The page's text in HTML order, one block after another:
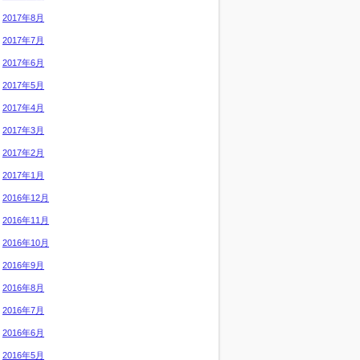
2017年8月
2017年7月
2017年6月
2017年5月
2017年4月
2017年3月
2017年2月
2017年1月
2016年12月
2016年11月
2016年10月
2016年9月
2016年8月
2016年7月
2016年6月
2016年5月